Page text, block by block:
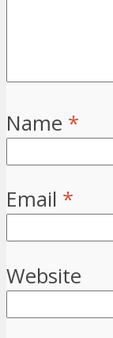
Name *
Email *
Website